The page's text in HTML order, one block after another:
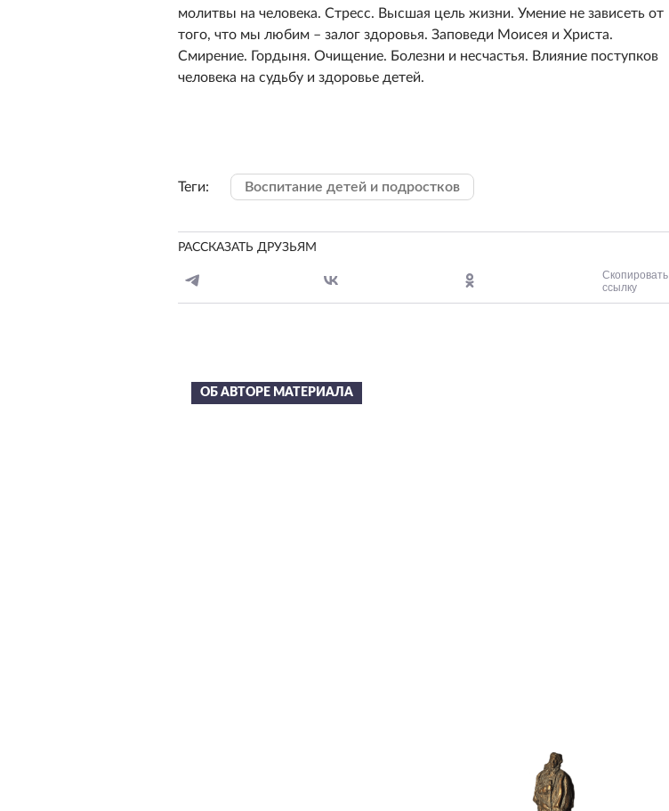
молитвы на человека. Стресс. Высшая цель жизни. Умение не зависеть от
того, что мы любим – залог здоровья. Заповеди Моисея и Христа.
Смирение. Гордыня. Очищение. Болезни и несчастья. Влияние поступков
человека на судьбу и здоровье детей.
Теги: Воспитание детей и подростков
РАССКАЗАТЬ ДРУЗЬЯМ
Скопировать
ссылку
ОБ АВТОРЕ МАТЕРИАЛА